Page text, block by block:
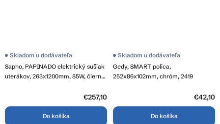
Sapho, PAPINADO elektrický sušiak
uterákov, 263x1200mm, 85W, čierna
Skladom u dodávateľa
€257,10
Do košíka
Gedy, SMART polica,
252x86x102mm, chróm, 2419
Skladom u dodávateľa
€42,10
Do košíka